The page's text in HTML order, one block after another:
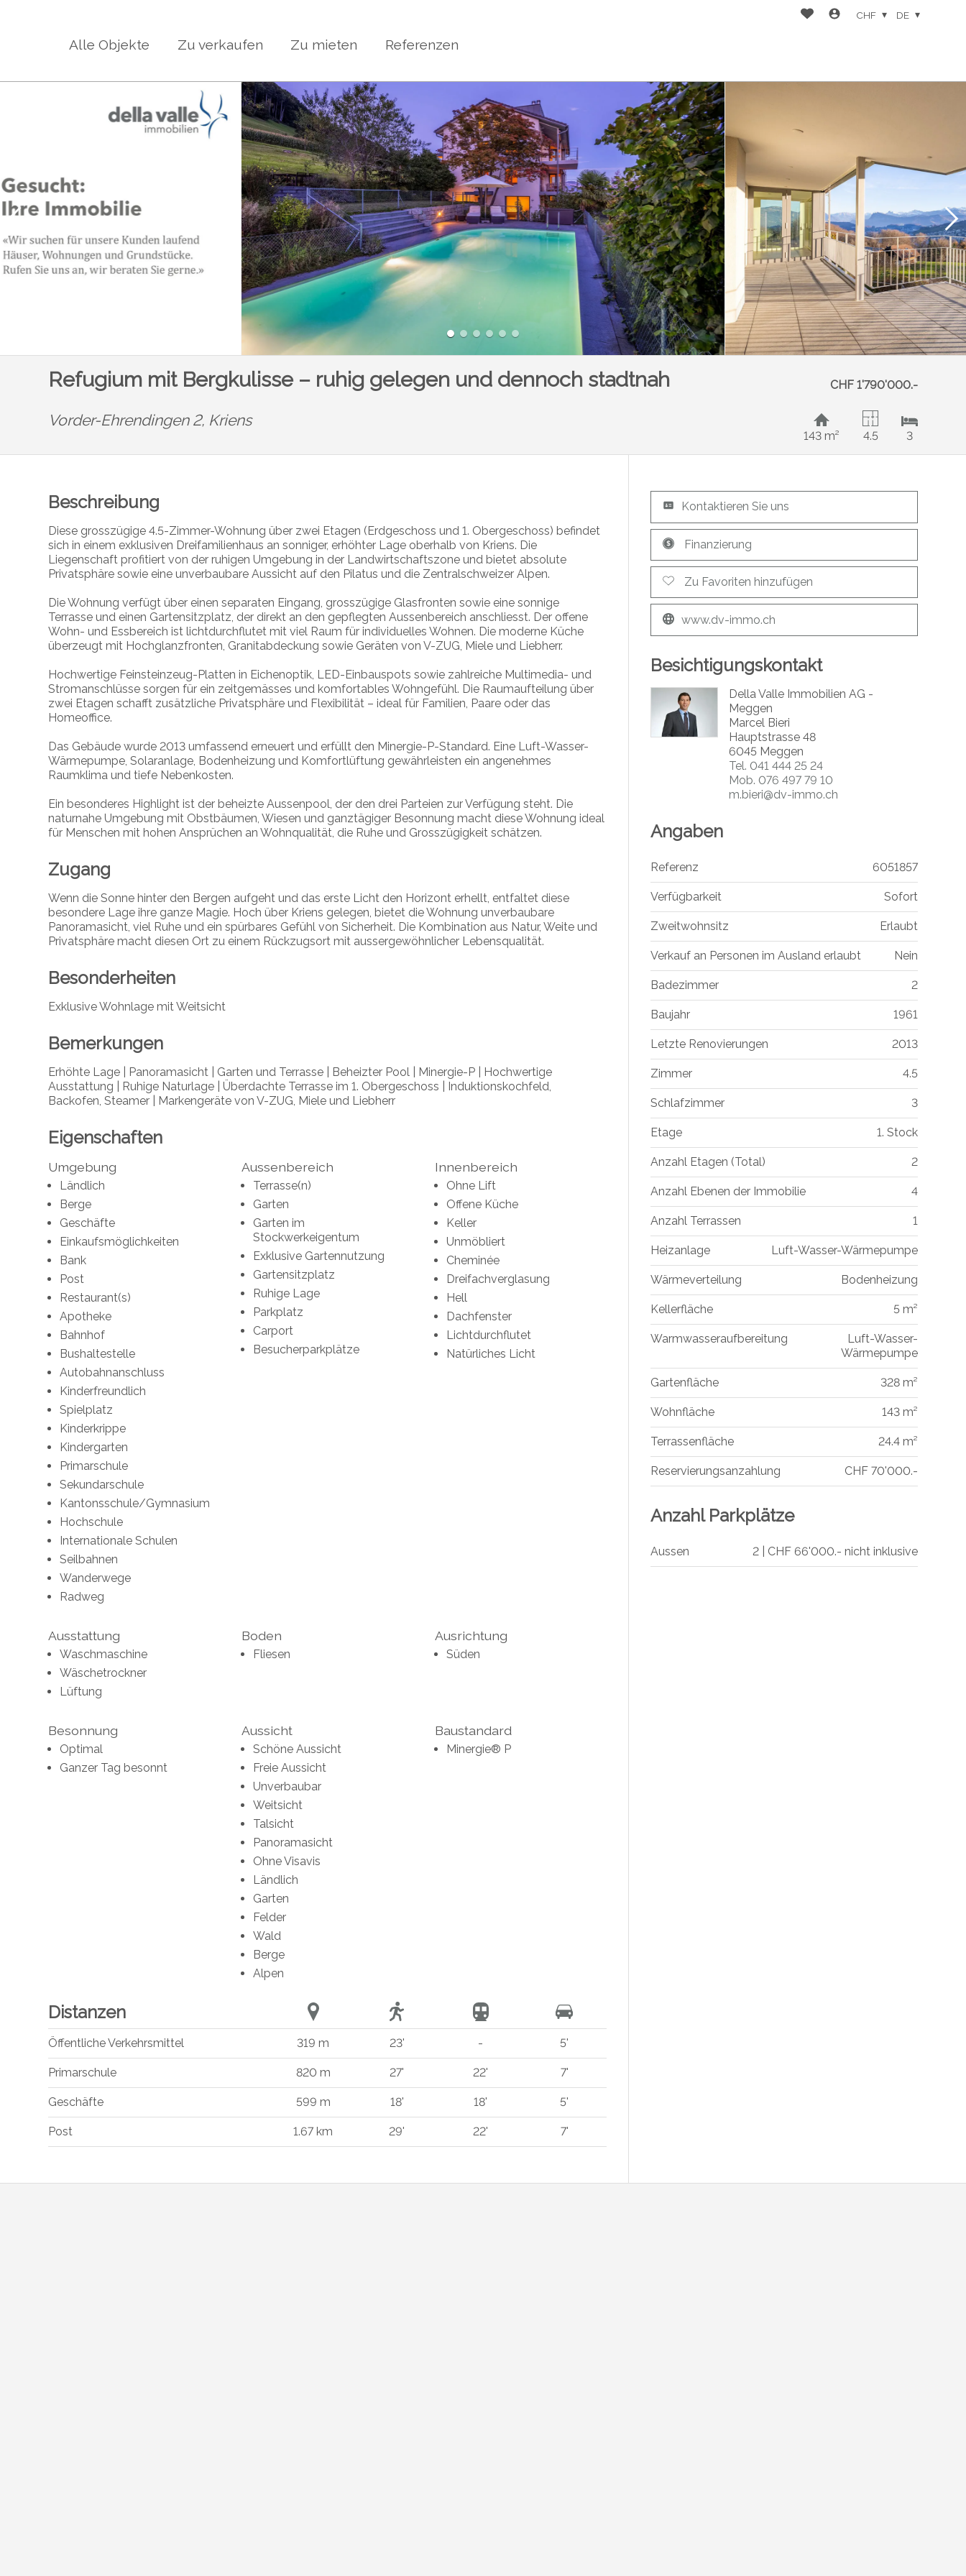
Alle Objekte Zu verkaufen Zu mieten Referenzen
CHF DE
Refugium mit Bergkulisse – ruhig gelegen und dennoch stadtnah CHF 1'790'000.-
Vorder-Ehrendingen 2, Kriens
143 m² 4.5 3
Beschreibung
Diese grosszügige 4.5-Zimmer-Wohnung über zwei Etagen (Erdgeschoss und 1. Obergeschoss) befindet
sich in einem exklusiven Dreifamilienhaus an sonniger, erhöhter Lage oberhalb von Kriens. Die
Liegenschaft profitiert von der ruhigen Umgebung in der Landwirtschaftszone und bietet absolute
Privatsphäre sowie eine unverbaubare Aussicht auf den Pilatus und die Zentralschweizer Alpen.
Die Wohnung verfügt über einen separaten Eingang, grosszügige Glasfronten sowie eine sonnige
Terrasse und einen Gartensitzplatz, der direkt an den gepflegten Aussenbereich anschliesst. Der offene
Wohn- und Essbereich ist lichtdurchflutet mit viel Raum für individuelles Wohnen. Die moderne Küche
überzeugt mit Hochglanzfronten, Granitabdeckung sowie Geräten von V-ZUG, Miele und Liebherr.
Hochwertige Feinsteinzeug-Platten in Eichenoptik, LED-Einbauspots sowie zahlreiche Multimedia- und
Stromanschlüsse sorgen für ein zeitgemässes und komfortables Wohngefühl. Die Raumaufteilung über
zwei Etagen schafft zusätzliche Privatsphäre und Flexibilität – ideal für Familien, Paare oder das
Homeoffice.
Das Gebäude wurde 2013 umfassend erneuert und erfüllt den Minergie-P-Standard. Eine Luft-Wasser-
Wärmepumpe, Solaranlage, Bodenheizung und Komfortlüftung gewährleisten ein angenehmes
Raumklima und tiefe Nebenkosten.
Ein besonderes Highlight ist der beheizte Aussenpool, der den drei Parteien zur Verfügung steht. Die
naturnahe Umgebung mit Obstbäumen, Wiesen und ganztägiger Besonnung macht diese Wohnung ideal
für Menschen mit hohen Ansprüchen an Wohnqualität, die Ruhe und Grosszügigkeit schätzen.
Zugang
Wenn die Sonne hinter den Bergen aufgeht und das erste Licht den Horizont erhellt, entfaltet diese
besondere Lage ihre ganze Magie. Hoch über Kriens gelegen, bietet die Wohnung unverbaubare
Panoramasicht, viel Ruhe und ein spürbares Gefühl von Sicherheit. Die Kombination aus Natur, Weite und
Privatsphäre macht diesen Ort zu einem Rückzugsort mit aussergewöhnlicher Lebensqualität.
Besonderheiten
Exklusive Wohnlage mit Weitsicht
Bemerkungen
Erhöhte Lage | Panoramasicht | Garten und Terrasse | Beheizter Pool | Minergie-P | Hochwertige
Ausstattung | Ruhige Naturlage | Überdachte Terrasse im 1. Obergeschoss | Induktionskochfeld,
Backofen, Steamer | Markengeräte von V-ZUG, Miele und Liebherr
Eigenschaften
Umgebung
Ländlich
Berge
Geschäfte
Einkaufsmöglichkeiten
Bank
Post
Restaurant(s)
Apotheke
Bahnhof
Bushaltestelle
Autobahnanschluss
Kinderfreundlich
Spielplatz
Kinderkrippe
Kindergarten
Primarschule
Sekundarschule
Kantonsschule/Gymnasium
Hochschule
Internationale Schulen
Seilbahnen
Wanderwege
Radweg
Aussenbereich
Terrasse(n)
Garten
Garten im
Stockwerkeigentum
Exklusive Gartennutzung
Gartensitzplatz
Ruhige Lage
Parkplatz
Carport
Besucherparkplätze
Innenbereich
Ohne Lift
Offene Küche
Keller
Unmöbliert
Cheminée
Dreifachverglasung
Hell
Dachfenster
Lichtdurchflutet
Natürliches Licht
Ausstattung
Waschmaschine
Wäschetrockner
Lüftung
Boden
Fliesen
Ausrichtung
Süden
Besonnung
Optimal
Ganzer Tag besonnt
Aussicht
Schöne Aussicht
Freie Aussicht
Unverbaubar
Weitsicht
Talsicht
Panoramasicht
Ohne Visavis
Ländlich
Garten
Felder
Wald
Berge
Alpen
Baustandard
Minergie® P
Distanzen
Öffentliche Verkehrsmittel 319 m 23' - 5'
Primarschule 820 m 27' 22' 7'
Geschäfte 599 m 18' 18' 5'
Post 1.67 km 29' 22' 7'
Kontaktieren Sie uns
Finanzierung
Zu Favoriten hinzufügen
www.dv-immo.ch
Besichtigungskontakt
Della Valle Immobilien AG -
Meggen
Marcel Bieri
Hauptstrasse 48
6045 Meggen
Tel. 041 444 25 24
Mob. 076 497 79 10
m.bieri@dv-immo.ch
Angaben
Referenz 6051857
Verfügbarkeit Sofort
Zweitwohnsitz Erlaubt
Verkauf an Personen im Ausland erlaubt Nein
Badezimmer 2
Baujahr 1961
Letzte Renovierungen 2013
Zimmer 4.5
Schlafzimmer 3
Etage 1. Stock
Anzahl Etagen (Total) 2
Anzahl Ebenen der Immobilie 4
Anzahl Terrassen 1
Heizanlage Luft-Wasser-Wärmepumpe
Wärmeverteilung Bodenheizung
Kellerfläche 5 m²
Warmwasseraufbereitung
Luft-Wasser-
Wärmepumpe
Gartenfläche 328 m²
Wohnfläche 143 m²
Terrassenfläche 24.4 m²
Reservierungsanzahlung CHF 70'000.-
Anzahl Parkplätze
Aussen 2 | CHF 66'000.- nicht inklusive